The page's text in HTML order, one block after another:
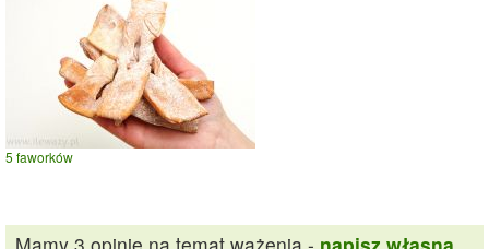
5 faworków